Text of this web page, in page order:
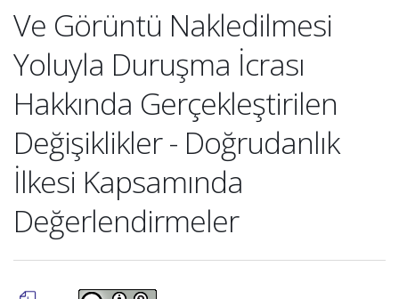
Ve Görüntü Nakledilmesi
Yoluyla Duruşma İcrası
Hakkında Gerçekleştirilen
Değişiklikler - Doğrudanlık
İlkesi Kapsamında
Değerlendirmeler